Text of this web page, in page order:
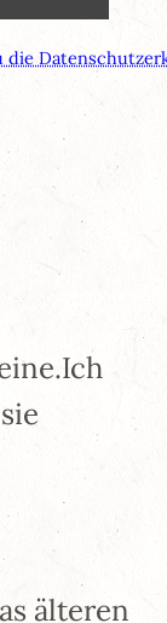
älteren